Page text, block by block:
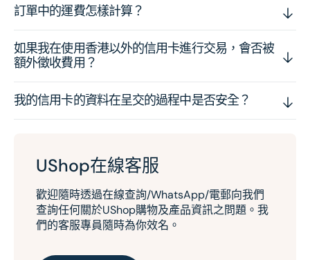
訂單中的運費怎樣計算？
如果我在使用香港以外的信用卡進行交易，會否被
額外徵收費用？
我的信用卡的資料在呈交的過程中是否安全？
UShop在線客服
歡迎隨時透過在線查詢/WhatsApp/電郵向我們
查詢任何關於UShop購物及產品資訊之問題。我
們的客服專員隨時為你效名。